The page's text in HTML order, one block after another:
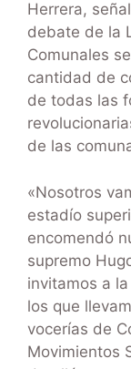
Herrera,
debate de la
Comunales
cantidad de
de todas las
de las
«Nosotros
estadío
encomendó
supremo
invitamos a
los que
vocerías de
Movimientos